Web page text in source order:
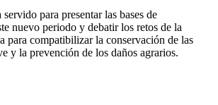
para presentar las bases de
nuevo periodo y debatir los retos de la
para compatibilizar la conservación de las
y la prevención de los daños agrarios.